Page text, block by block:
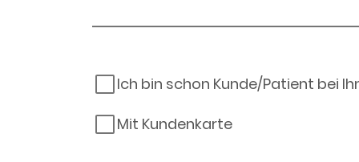
Ich bin schon Kunde/Patient bei
Mit Kundenkarte